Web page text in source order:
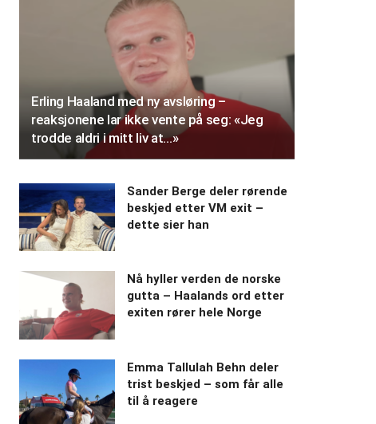
Erling Haaland med ny avsløring –
reaksjonene lar ikke vente på seg: «Jeg
trodde aldri i mitt liv at…»
Sander Berge deler rørende
beskjed etter VM exit –
dette sier han
Nå hyller verden de norske
gutta – Haalands ord etter
exiten rører hele Norge
Emma Tallulah Behn deler
trist beskjed – som får alle
til å reagere